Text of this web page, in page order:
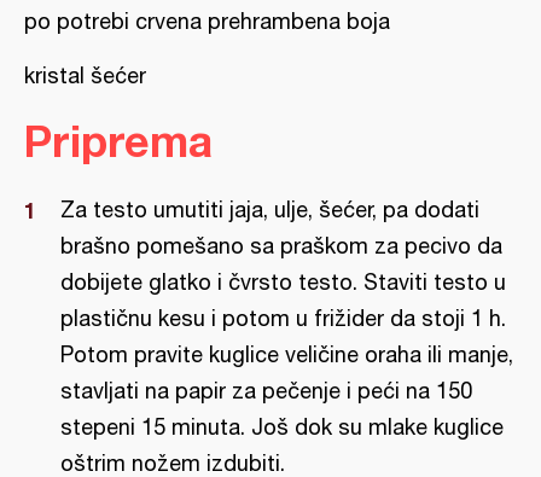
po potrebi crvena prehrambena boja
kristal šećer
Priprema
Za testo umutiti jaja, ulje, šećer, pa dodati
brašno pomešano sa praškom za pecivo da
dobijete glatko i čvrsto testo. Staviti testo u
plastičnu kesu i potom u frižider da stoji 1 h.
Potom pravite kuglice veličine oraha ili manje,
stavljati na papir za pečenje i peći na 150
stepeni 15 minuta. Još dok su mlake kuglice
oštrim nožem izdubiti.